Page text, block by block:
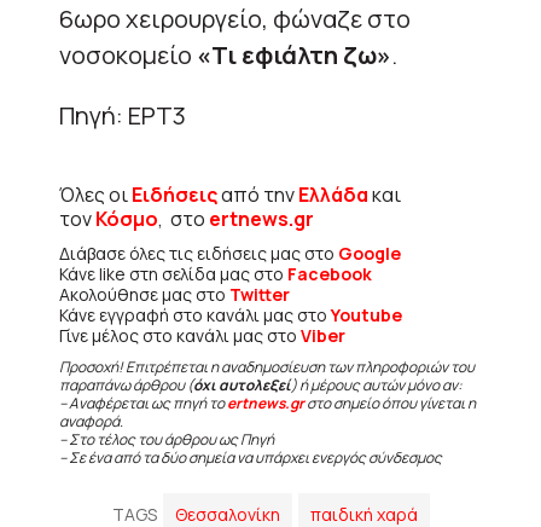
6ωρο χειρουργείο, φώναζε στο
νοσοκομείο «Τι εφιάλτη ζω».
Πηγή: ΕΡΤ3
Όλες οιΕιδήσειςαπό τηνΕλλάδακαι
τονΚόσμο, στο ertnews.gr
Διάβασε όλες τις ειδήσεις μας στο Google
Κάνε like στη σελίδα μας στο Facebook
Ακολούθησε μας στο Twitter
Κάνε εγγραφή στο κανάλι μας στοYoutube
Γίνε μέλος στο κανάλι μας στο Viber
Προσοχή! Επιτρέπεται η αναδημοσίευση των πληροφοριών του
παραπάνω άρθρου (όχι αυτολεξεί) ή μέρους αυτών μόνο αν:
– Αναφέρεται ως πηγή τοertnews.grστο σημείο όπου γίνεται η
αναφορά.
– Στο τέλος του άρθρου ως Πηγή
– Σε ένα από τα δύο σημεία να υπάρχει ενεργός σύνδεσμος
TAGS Θεσσαλονίκη παιδική χαρά